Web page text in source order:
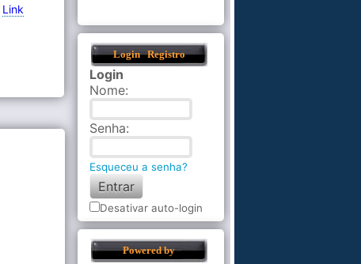
Link
Login Registro
Login
Nome:
Senha:
Esqueceu a senha?
Desativar auto-login
Powered by